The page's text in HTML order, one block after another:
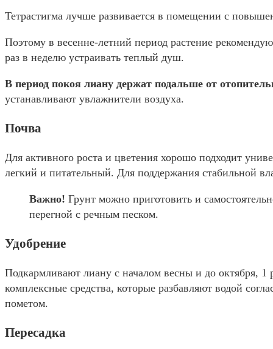
Тетрастигма лучше развивается в помещении с
Поэтому в весенне-летний период растение
раз в неделю устраивать теплый душ.
В период покоя лиану держат подальше от
устанавливают увлажнители воздуха.
Почва
Для активного роста и цветения хорошо подходит
легкий и питательный. Для поддержания стабильной
Важно! Грунт можно приготовить и
перегной с речным песком.
Удобрение
Подкармливают лиану с началом весны и до октября,
комплексные средства, которые разбавляют водой
пометом.
Пересадка